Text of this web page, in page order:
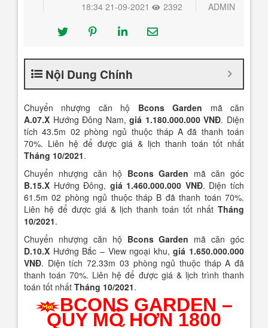
18:34 21-09-2021 2392 ADMIN
Nội Dung Chính
Chuyển nhượng căn hộ Bcons Garden mã căn
A.07.X Hướng Đông Nam,giá 1.180.000.000 VNĐ. Diện
tích 43.5m 02 phòng ngủ thuộc tháp A đã thanh toán
70%. Liên hệ để được giá & lịch thanh toán tốt nhất
Tháng 10/2021.
Chuyển nhượng căn hộ Bcons Garden mã căn góc
B.15.X Hướng Đông, giá 1.460.000.000 VNĐ. Diện tích
61.5m 02 phòng ngủ thuộc tháp B đã thanh toán 70%.
Liên hệ để được giá & lịch thanh toán tốt nhất Tháng
10/2021.
Chuyển nhượng căn hộ Bcons Garden mã căn góc
D.10.X Hướng Bắc – View ngoại khu,giá 1.650.000.000
VNĐ. Diện tích 72.33m 03 phòng ngủ thuộc tháp A đã
thanh toán 70%. Liên hệ để được giá & lịch trình thanh
toán tốt nhất Tháng 10/2021.
BCONS GARDEN –
QUY MÔ HƠN 1800